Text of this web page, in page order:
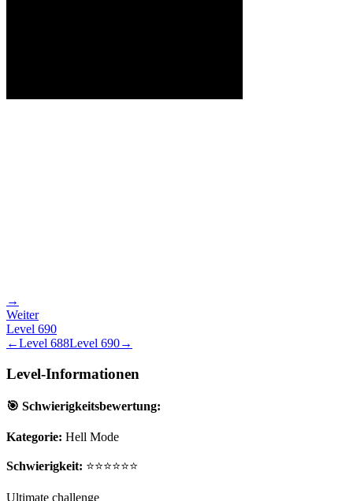
→
Weiter
Level 690
←Level 688Level 690→
Level-Informationen
🎯 Schwierigkeitsbewertung:
Kategorie: Hell Mode
Schwierigkeit: ⭐⭐⭐⭐⭐⭐
Ultimate challenge